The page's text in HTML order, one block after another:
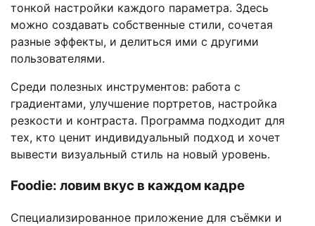
тонкой настройки каждого параметра. Здесь
можно создавать собственные стили, сочетая
разные эффекты, и делиться ими с другими
пользователями.
Среди полезных инструментов: работа с
градиентами, улучшение портретов, настройка
резкости и контраста. Программа подходит для
тех, кто ценит индивидуальный подход и хочет
вывести визуальный стиль на новый уровень.
Foodie: ловим вкус в каждом кадре
Специализированное приложение для съёмки и